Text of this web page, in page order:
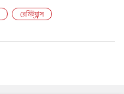
রেমিট্যান্স